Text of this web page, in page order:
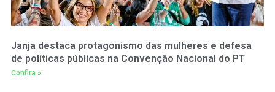
Janja destaca protagonismo das mulheres e defesa
de políticas públicas na Convenção Nacional do PT
Confira »